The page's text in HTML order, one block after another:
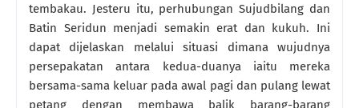
tembakau. Jesteru itu, perhubungan Sujudbilang dan
Batin Seridun menjadi semakin erat dan kukuh. Ini
dapat dijelaskan melalui situasi dimana wujudnya
persepakatan antara kedua-duanya iaitu mereka
bersama-sama keluar pada awal pagi dan pulang lewat
petang dengan membawa balik barang-barang